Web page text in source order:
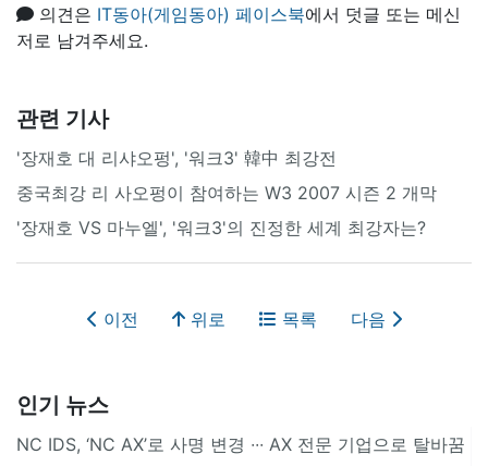
의견은 IT동아(게임동아) 페이스북에서 덧글 또는 메신
저로 남겨주세요.
관련 기사
'장재호 대 리샤오펑', '워크3' 韓中 최강전
중국최강 리 사오펑이 참여하는 W3 2007 시즌 2 개막
'장재호 VS 마누엘', '워크3'의 진정한 세계 최강자는?
이전 위로 목록 다음
인기 뉴스
NC IDS, ‘NC AX’로 사명 변경 ∙∙∙ AX 전문 기업으로 탈바꿈